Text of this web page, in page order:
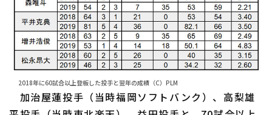
2018年に60試合以上登板した投手と翌年の成績（C）PLM
加治屋蓮投手（当時福岡ソフトバンク）、高梨雄